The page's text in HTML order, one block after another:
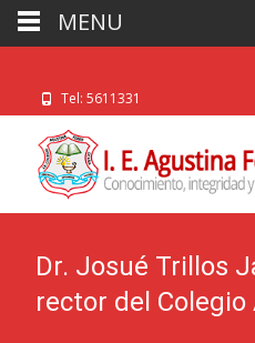
Tel: 5611331
Dr. Josué Trillos
rector del
MENU